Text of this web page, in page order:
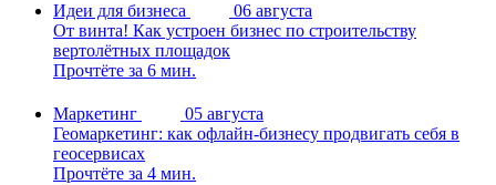
Идеи для бизнеса
06 августа
От винта! Как устроен бизнес по строительству
вертолётных площадок
Прочтёте за 6 мин.
Маркетинг
05 августа
Геомаркетинг: как офлайн-бизнесу продвигать себя в
геосервисах
Прочтёте за 4 мин.